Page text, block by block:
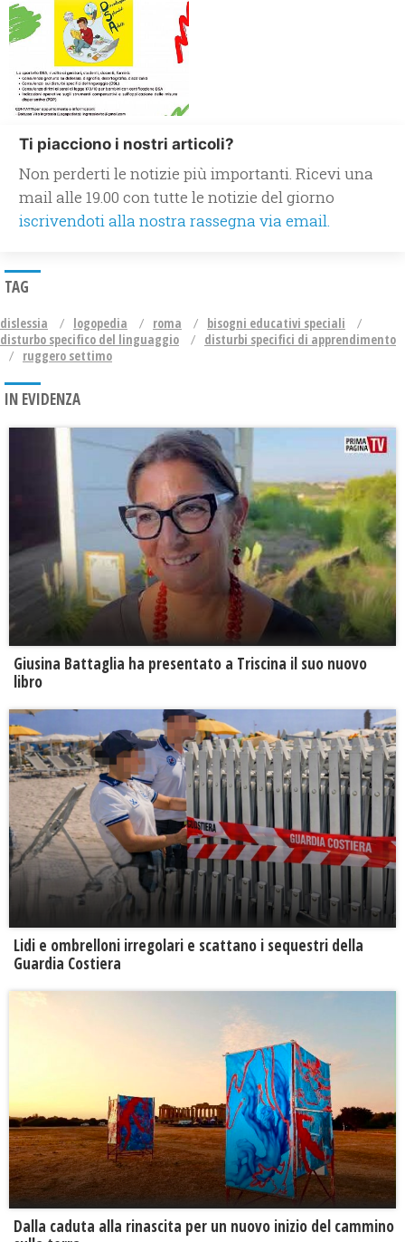
Ti piacciono i nostri articoli?
Non perderti le notizie più importanti. Ricevi una
mail alle 19.00 con tutte le notizie del giorno
iscrivendoti alla nostra rassegna via email.
TAG
dislessia logopedia roma
bisogni educativi speciali
disturbo specifico del linguaggio
disturbi specifici di apprendimento
ruggero settimo
IN EVIDENZA
Giusina Battaglia ha presentato a Triscina il suo nuovo
libro
Lidi e ombrelloni irregolari e scattano i sequestri della
Guardia Costiera
Dalla caduta alla rinascita per un nuovo inizio del cammino